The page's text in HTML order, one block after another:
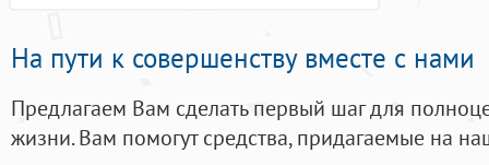
На пути к совершенству вместе с нами
Предлагаем Вам сделать первый шаг для
жизни. Вам помогут средства, придагаемые на